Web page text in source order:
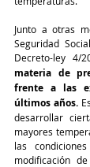
Junto a otras
Seguridad
Decreto-ley 4/
materia de
frente a las
últimos años.
desarrollar
mayores
las
modificación